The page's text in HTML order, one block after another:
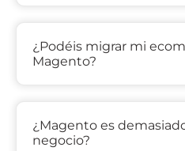
¿Podéis migrar mi
Magento?
¿Magento es
negocio?